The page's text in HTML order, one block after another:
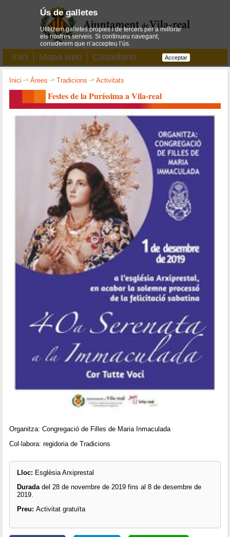
Inici Mapa web Castellano
Inici ->Àrees ->Tradicions ->Activitats
Festes de la Puríssima a Vila-real
Organitza: Congregació de Filles de Maria Inmaculada
Col·labora: regidoria de Tradicions
Lloc: Esglèsia Arxiprestal
Durada del 28 de novembre de 2019 fins al 8 de desembre de
2019.
Preu: Activitat gratuïta
Ús de galletes
Utilitzem galletes pròpies i de tercers per a millorar
els nostres serveis. Si continueu navegant,
considerem que n’accepteu l’ús.
Acceptar